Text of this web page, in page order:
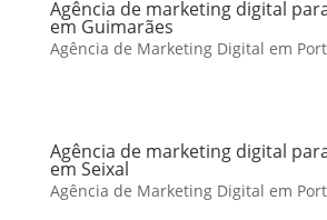
Agência de marketing digital
em Guimarães
Agência de Marketing Digital em
Agência de marketing digital
em Seixal
Agência de Marketing Digital em